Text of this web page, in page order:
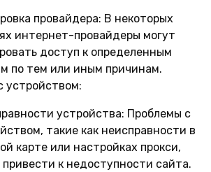
провайдера: В некоторых
интернет-провайдеры могут
доступ к определенным
по тем или иным причинам.
устройством:
устройства: Проблемы с
такие как неисправности в
карте или настройках прокси,
привести к недоступности сайта.